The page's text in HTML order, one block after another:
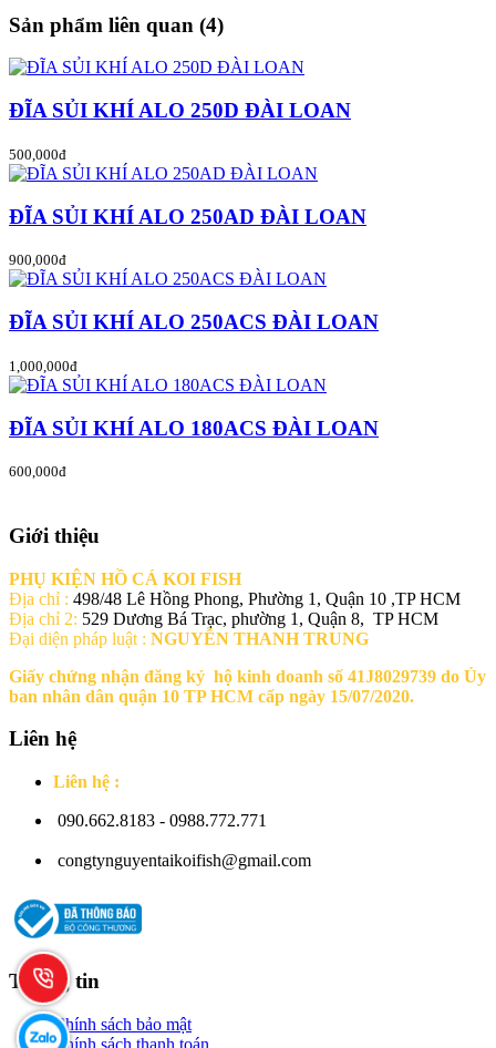
Sản phẩm liên quan (4)
ĐĨA SỦI KHÍ ALO 250D ĐÀI LOAN
500,000đ
ĐĨA SỦI KHÍ ALO 250AD ĐÀI LOAN
900,000đ
ĐĨA SỦI KHÍ ALO 250ACS ĐÀI LOAN
1,000,000đ
ĐĨA SỦI KHÍ ALO 180ACS ĐÀI LOAN
600,000đ
Giới thiệu
PHỤ KIỆN HỒ CÁ KOI FISH
Địa chỉ : 498/48 Lê Hồng Phong, Phường 1, Quận 10 ,TP HCM
Địa chỉ 2: 529 Dương Bá Trạc, phường 1, Quận 8, TP HCM
Đại diện pháp luật : NGUYỄN THANH TRUNG
Giấy chứng nhận đăng ký hộ kinh doanh số 41J8029739 do Ủy
ban nhân dân quận 10 TP HCM cấp ngày 15/07/2020.
Liên hệ
Liên hệ :
090.662.8183 - 0988.772.771
congtynguyentaikoifish@gmail.com
Thông tin
Chính sách bảo mật
Chính sách thanh toán